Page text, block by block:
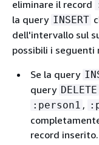
eliminare il record
la query INSERT
dell'intervallo sul
possibili i seguenti
Se la query
query DELETE
:person1 ,
record inserito.